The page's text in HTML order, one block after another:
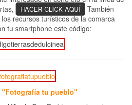
HACER CLICK AQUÍ
También
recursos turísticos de la comarca
tu smartphone este código:
"Fotografía tu pueblo"